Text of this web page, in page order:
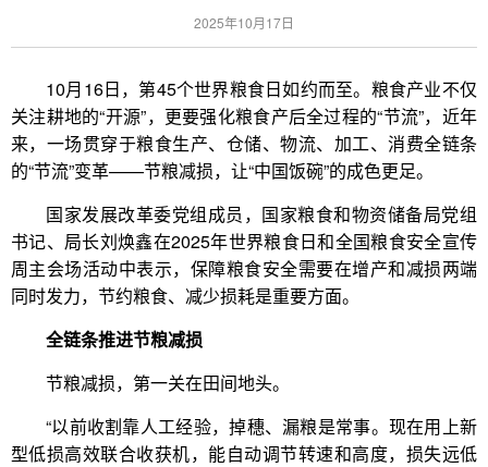
2025年10月17日
10月16日，第45个世界粮食日如约而至。粮食产业不仅
关注耕地的“开源”，更要强化粮食产后全过程的“节流”，近年
来，一场贯穿于粮食生产、仓储、物流、加工、消费全链条
的“节流”变革——节粮减损，让“中国饭碗”的成色更足。
国家发展改革委党组成员，国家粮食和物资储备局党组
书记、局长刘焕鑫在2025年世界粮食日和全国粮食安全宣传
周主会场活动中表示，保障粮食安全需要在增产和减损两端
同时发力，节约粮食、减少损耗是重要方面。
全链条推进节粮减损
节粮减损，第一关在田间地头。
“以前收割靠人工经验，掉穗、漏粮是常事。现在用上新
型低损高效联合收获机，能自动调节转速和高度，损失远低